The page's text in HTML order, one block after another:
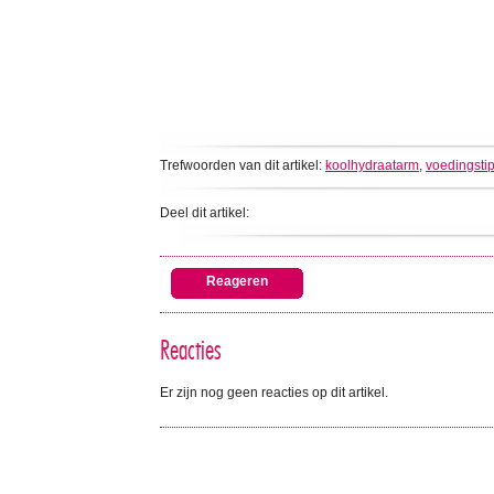
Trefwoorden van dit artikel: koolhydraatarm,
Deel dit artikel:
Reageren
Reacties
Er zijn nog geen reacties op dit artikel.